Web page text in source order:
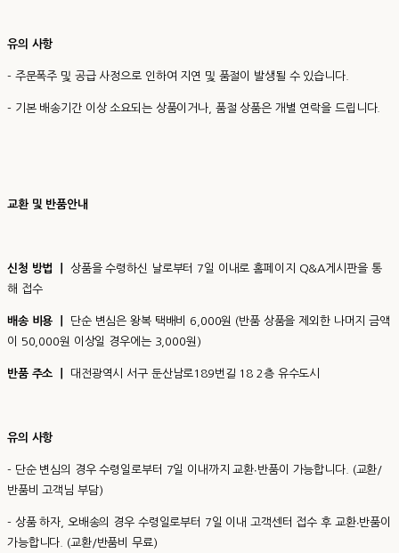
유의 사항
- 주문폭주 및 공급 사정으로 인하여 지연 및 품절이 발생될 수 있습니다.
- 기본 배송기간 이상 소요되는 상품이거나, 품절 상품은 개별 연락을 드립니다.
교환 및 반품안내
신청 방법 ㅣ 상품을 수령하신 날로부터 7일 이내로 홈페이지 Q&A게시판을 통
해 접수
배송 비용 ㅣ
단순 변심은 왕복 택배비 6,000원 (반품 상품을 제외한 나머지 금액
이 50,000원 이상일 경우에는 3,000원)
반품 주소 ㅣ 대전광역시 서구 둔산남로189번길 18 2층 유수도시
유의 사항
- 단순 변심의 경우 수령일로부터 7일 이내까지 교환∙반품이 가능합니다. (교환/
반품비 고객님 부담)
- 상품 하자, 오배송의 경우 수령일로부터 7일 이내 고객센터 접수 후 교환∙반품이
가능합니다. (교환/반품비 무료)